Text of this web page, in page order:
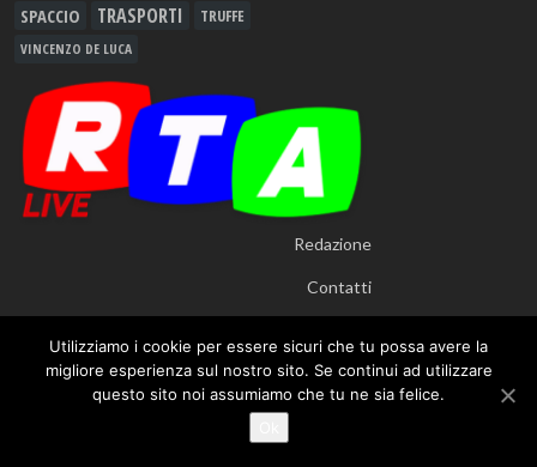
SPACCIO TRASPORTI TRUFFE
VINCENZO DE LUCA
Redazione
Contatti
- Testata Giornalistica Registrata presso Tribunale di
Nocera Inferiore n.913/12 - TUTTI I DIRITTI RISERVATI
Utilizziamo i cookie per essere sicuri che tu possa avere la
migliore esperienza sul nostro sito. Se continui ad utilizzare
questo sito noi assumiamo che tu ne sia felice.